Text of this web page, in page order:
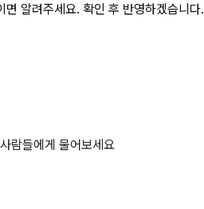
면 알려주세요. 확인 후 반영하겠습니다.
람들에게 물어보세요